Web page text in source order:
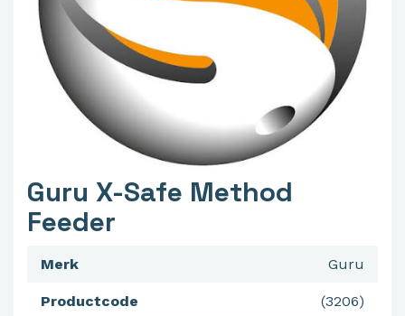
Guru X-Safe Method
Feeder
Guru
Merk
(3206)
Productcode